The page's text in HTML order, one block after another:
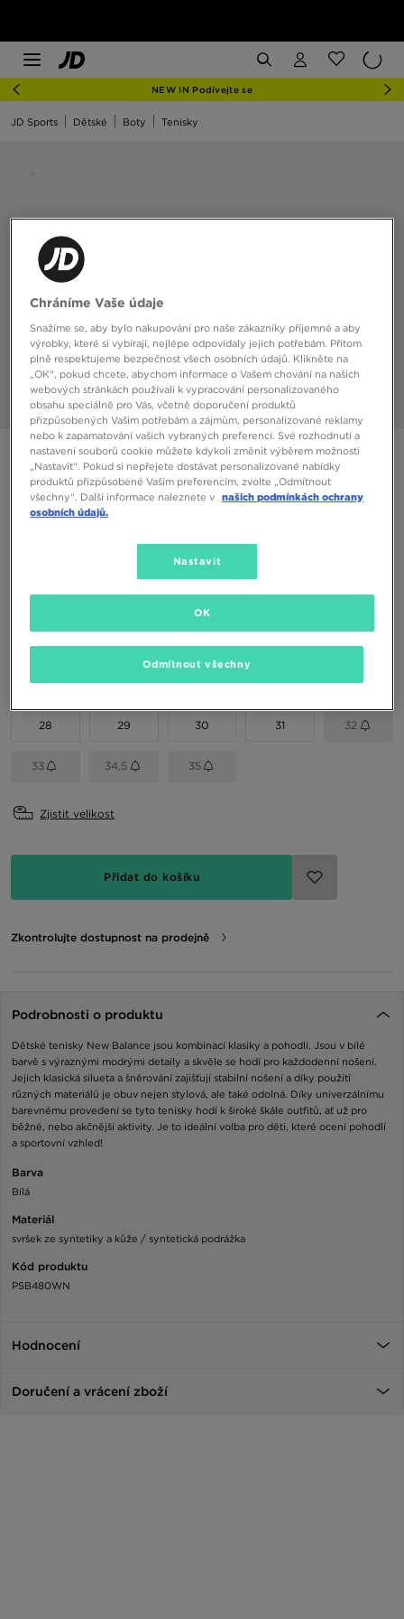
NEW IN Podívejte se
JD Sports Dětské Boty Tenisky
NEW BALANCE 480
890 Kč
(Původní cena)
28 29 30 31 32
33 34,5 35
Zjistit velikost
Přidat do košíku
Zkontrolujte dostupnost na prodejně
Podrobnosti o produktu
Dětské tenisky New Balance jsou kombinací klasiky a pohodlí. Jsou v bílé
barvě s výraznými modrými detaily a skvěle se hodí pro každodenní nošení.
Jejich klasická silueta a šněrování zajišťují stabilní nošení a díky použití
různých materiálů je obuv nejen stylová, ale také odolná. Díky univerzálnímu
barevnému provedení se tyto tenisky hodí k široké škále outfitů, ať už pro
běžné, nebo akčnější aktivity. Je to ideální volba pro děti, které ocení pohodlí
a sportovní vzhled!
Barva
Bílá
Materiál
svršek ze syntetiky a kůže / syntetická podrážka
Kód produktu
PSB480WN
Hodnocení
Doručení a vrácení zboží
Chráníme Vaše údaje
Snažíme se, aby bylo nakupování pro naše zákazníky příjemné a aby
výrobky, které si vybírají, nejlépe odpovídaly jejich potřebám. Přitom
plně respektujeme bezpečnost všech osobních údajů. Klikněte na
„OK“, pokud chcete, abychom informace o Vašem chování na našich
webových stránkách používali k vypracování personalizovaného
obsahu speciálně pro Vás, včetně doporučení produktů
přizpůsobených Vašim potřebám a zájmům, personalizované reklamy
nebo k zapamatování vašich vybraných preferencí. Své rozhodnutí a
nastavení souborů cookie můžete kdykoli změnit výběrem možnosti
„Nastavit“. Pokud si nepřejete dostávat personalizované nabídky
produktů přizpůsobené Vašim preferencím, zvolte „Odmítnout
všechny“. Další informace naleznete v našich podmínkách ochrany
osobních údajů.
Nastavit
Odmítnout všechny
OK